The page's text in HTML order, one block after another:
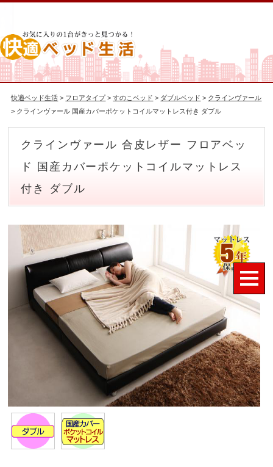
快適ベッド生活 > フロアタイプ >すのこベッド > ダブルベッド > クラインヴァール
> クラインヴァール 国産カバーポケットコイルマットレス付き ダブル
クラインヴァール 合皮レザー フロアベッ
ド 国産カバーポケットコイルマットレス
付き ダブル